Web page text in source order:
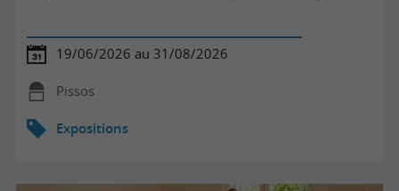
19/06/2026 au 31/08/2026
Pissos
Expositions